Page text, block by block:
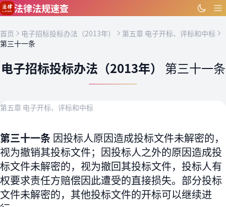
跳到主要内容
法律法规速查
首页 电子招标投标办法（2013年）
第五章 电子开标、评标和中标
第三十一条
电子招标投标办法（2013年） 第三十一条
第五章 电子开标、评标和中标
第三十一条 因投标人原因造成投标文件未解密的，
视为撤销其投标文件；因投标人之外的原因造成投
标文件未解密的，视为撤回其投标文件，投标人有
权要求责任方赔偿因此遭受的直接损失。部分投标
文件未解密的，其他投标文件的开标可以继续进